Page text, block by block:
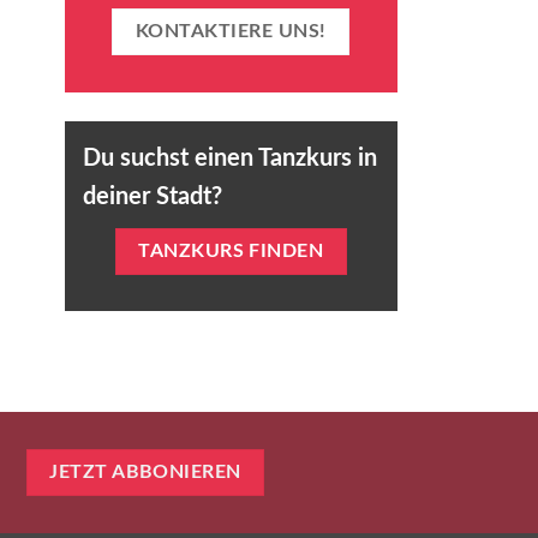
KONTAKTIERE UNS!
Du suchst einen Tanzkurs in
deiner Stadt?
TANZKURS FINDEN
JETZT ABBONIEREN